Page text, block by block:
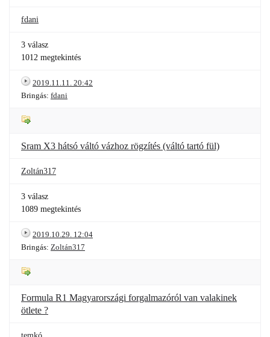
fdani
3 válasz
1012 megtekintés
2019.11.11. 20:42
Bringás: fdani
Sram X3 hátsó váltó vázhoz rögzítés (váltó tartó fül)
Zoltán317
3 válasz
1089 megtekintés
2019.10.29. 12:04
Bringás: Zoltán317
Formula R1 Magyarországi forgalmazóról van valakinek
ötlete ?